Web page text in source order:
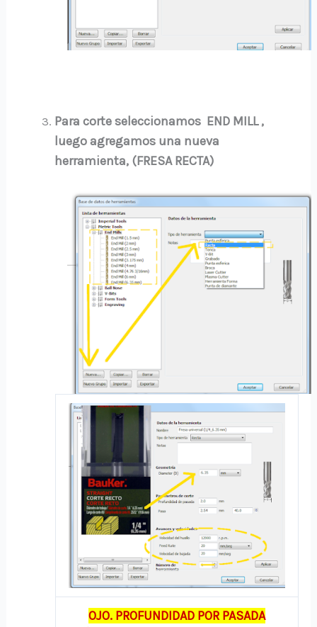
Para corte seleccionamos END MILL ,
luego agregamos una nueva
herramienta, (FRESA RECTA)
OJO. PROFUNDIDAD POR PASADA